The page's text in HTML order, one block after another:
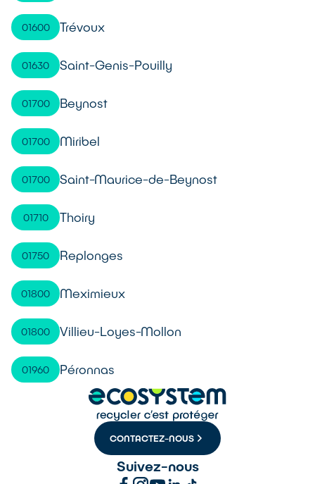
01600 Trévoux
01630 Saint-Genis-Pouilly
01700 Beynost
01700 Miribel
01700 Saint-Maurice-de-Beynost
01710 Thoiry
01750 Replonges
01800 Meximieux
01800 Villieu-Loyes-Mollon
01960 Péronnas
CONTACTEZ-NOUS
Suivez-nous